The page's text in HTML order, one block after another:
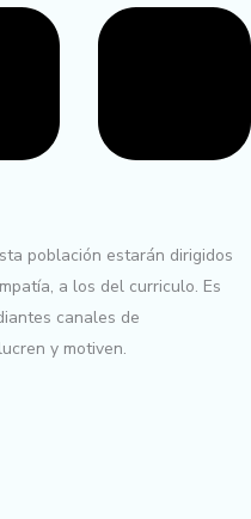
población estarán dirigidos
a los del curriculo. Es
canales de
y motiven.